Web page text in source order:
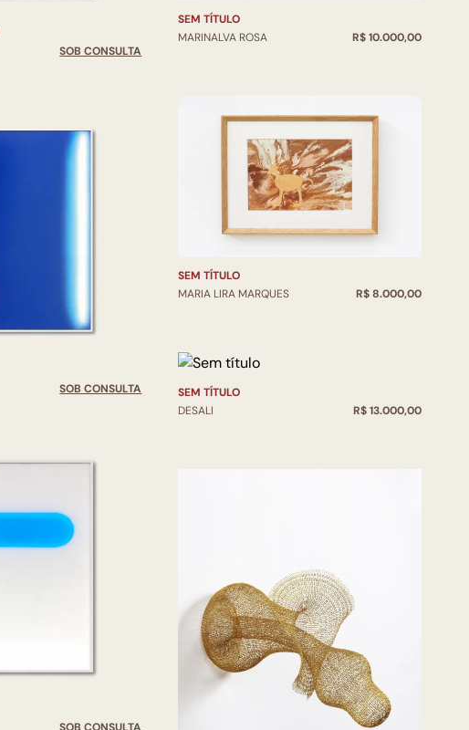
SOB CONSULTA
SOB CONSULTA
SEM TÍTULO
MARINALVA ROSA
R$ 10.000,00
SEM TÍTULO
MARIA LIRA MARQUES
R$ 8.000,00
SEM TÍTULO
DESALI
R$ 13.000,00